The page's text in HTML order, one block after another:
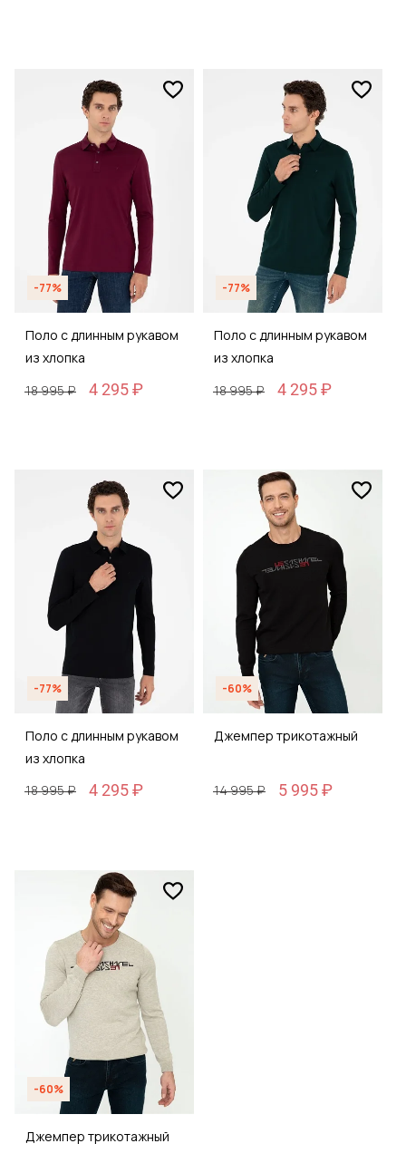
-77%
Поло с длинным рукавом
из хлопка
18 995 ₽
4 295 ₽
-77%
Поло с длинным рукавом
из хлопка
18 995 ₽
4 295 ₽
-77%
Поло с длинным рукавом
из хлопка
18 995 ₽
4 295 ₽
-60%
Джемпер трикотажный
14 995 ₽ 5 995 ₽
-60%
Джемпер трикотажный